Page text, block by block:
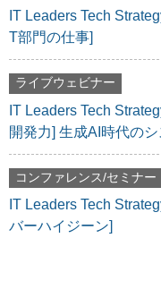
IT Leaders Tech
T部門の仕事]
ライブウェビナー
IT Leaders Tech
開発力] 生成AI時代の
コンファレンス/セミナー
IT Leaders Tech
バーハイジーン]